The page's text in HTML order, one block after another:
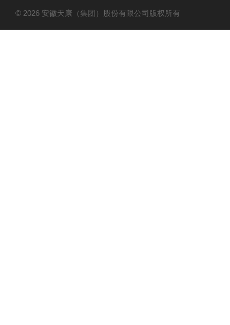
© 2026 安徽天康（集团）股份有限公司版权所有